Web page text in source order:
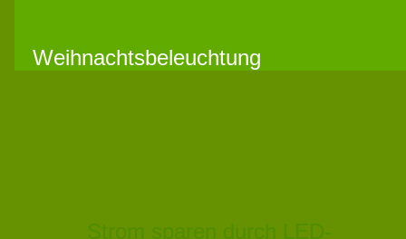
Weihnachtsbeleuchtung
Strom sparen durch LED-